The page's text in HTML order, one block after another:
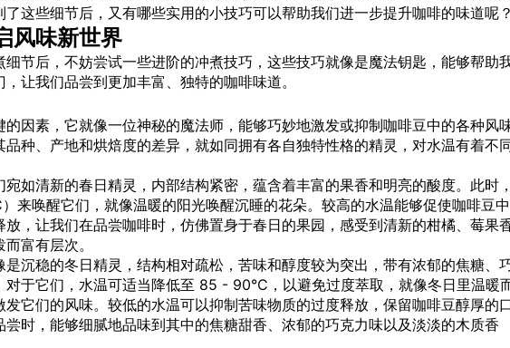
这些细节后，又有哪些实用的小技巧可以帮助我们进一步提升咖啡的味道呢？
风味新世界
节后，不妨尝试一些进阶的冲煮技巧，这些技巧就像是魔法钥匙，能够帮助
让我们品尝到更加丰富、独特的咖啡味道。
因素，它就像一位神秘的魔法师，能够巧妙地激发或抑制咖啡豆中的各种风
种、产地和烘焙度的差异，就如同拥有各自独特性格的精灵，对水温有着不
如清新的春日精灵，内部结构紧密，蕴含着丰富的果香和明亮的酸度。此时，
来唤醒它们，就像温暖的阳光唤醒沉睡的花朵。较高的水温能够促使咖啡豆中
，让我们在品尝咖啡时，仿佛置身于春日的果园，感受到清新的柑橘、莓果
富有层次。
沉稳的冬日精灵，结构相对疏松，苦味和醇度较为突出，带有浓郁的焦糖、
对于它们，水温可适当降低至 85 - 90°C，以避免过度萃取，就像冬日里温暖
它们的风味。较低的水温可以抑制苦味物质的过度释放，保留咖啡豆醇厚的
时，能够细腻地品味到其中的焦糖甜香、浓郁的巧克力味以及淡淡的木质香